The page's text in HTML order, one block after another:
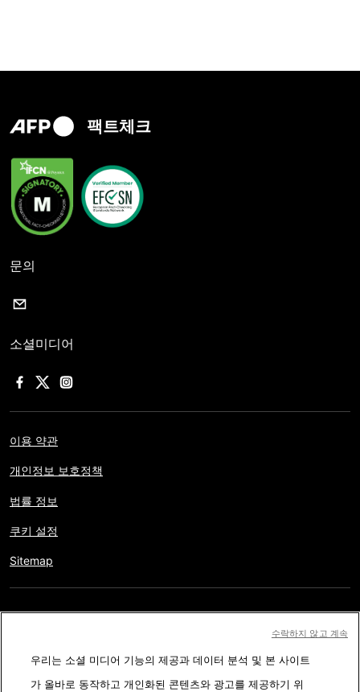
팩트체크
문의
소셜미디어
이용 약관
개인정보 보호정책
법률 정보
쿠키 설정
Sitemap
AFP와 계약 없이 저작물의 일부나 전체를 복사, 출판, 방송하는 것은
우리는 소셜 미디어 기능의 제공과 데이터 분석 및 본 사이트
가 올바로 동작하고 개인화된 콘텐츠와 광고를 제공하기 위
수락하지 않고 계속